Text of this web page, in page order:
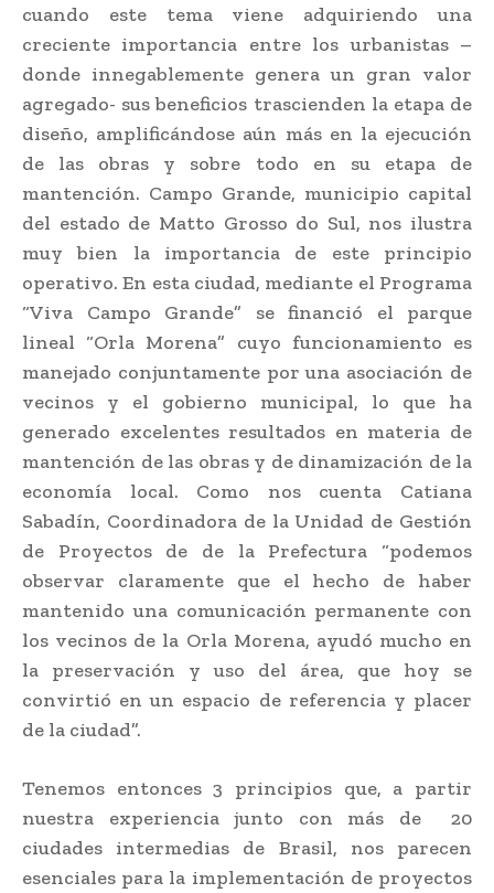
cuando este tema viene adquiriendo una
creciente importancia entre los urbanistas –
donde innegablemente genera un gran valor
agregado- sus beneficios trascienden la etapa de
diseño, amplificándose aún más en la ejecución
de las obras y sobre todo en su etapa de
mantención. Campo Grande, municipio capital
del estado de Matto Grosso do Sul, nos ilustra
muy bien la importancia de este principio
operativo. En esta ciudad, mediante el Programa
“Viva Campo Grande” se financió el parque
lineal “Orla Morena” cuyo funcionamiento es
manejado conjuntamente por una asociación de
vecinos y el gobierno municipal, lo que ha
generado excelentes resultados en materia de
mantención de las obras y de dinamización de la
economía local. Como nos cuenta Catiana
Sabadín, Coordinadora de la Unidad de Gestión
de Proyectos de de la Prefectura “podemos
observar claramente que el hecho de haber
mantenido una comunicación permanente con
los vecinos de la Orla Morena, ayudó mucho en
la preservación y uso del área, que hoy se
convirtió en un espacio de referencia y placer
de la ciudad”.
Tenemos entonces 3 principios que, a partir
nuestra experiencia junto con más de 20
ciudades intermedias de Brasil, nos parecen
esenciales para la implementación de proyectos